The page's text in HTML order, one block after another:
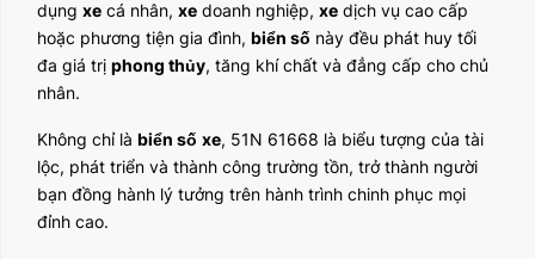
dụng xe cá nhân, xe doanh nghiệp, xe dịch vụ cao cấp
hoặc phương tiện gia đình, biển số này đều phát huy tối
đa giá trị phong thủy, tăng khí chất và đẳng cấp cho chủ
nhân.
Không chỉ là biển số xe, 51N 61668 là biểu tượng của tài
lộc, phát triển và thành công trường tồn, trở thành người
bạn đồng hành lý tưởng trên hành trình chinh phục mọi
đỉnh cao.